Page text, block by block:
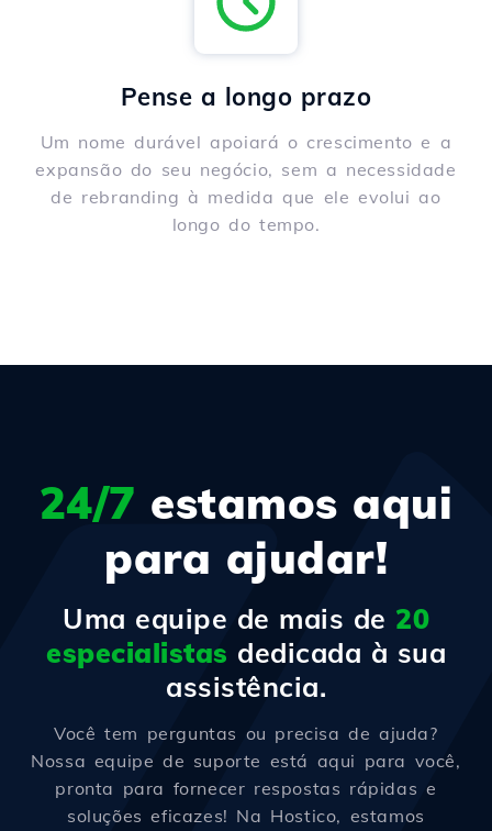
Pense a longo prazo
Um nome durável apoiará o crescimento e a
expansão do seu negócio, sem a necessidade
de rebranding à medida que ele evolui ao
longo do tempo.
24/7 estamos aqui
para ajudar!
Uma equipe de mais de 20
especialistas dedicada à sua
assistência.
Você tem perguntas ou precisa de ajuda?
Nossa equipe de suporte está aqui para você,
pronta para fornecer respostas rápidas e
soluções eficazes! Na Hostico, estamos